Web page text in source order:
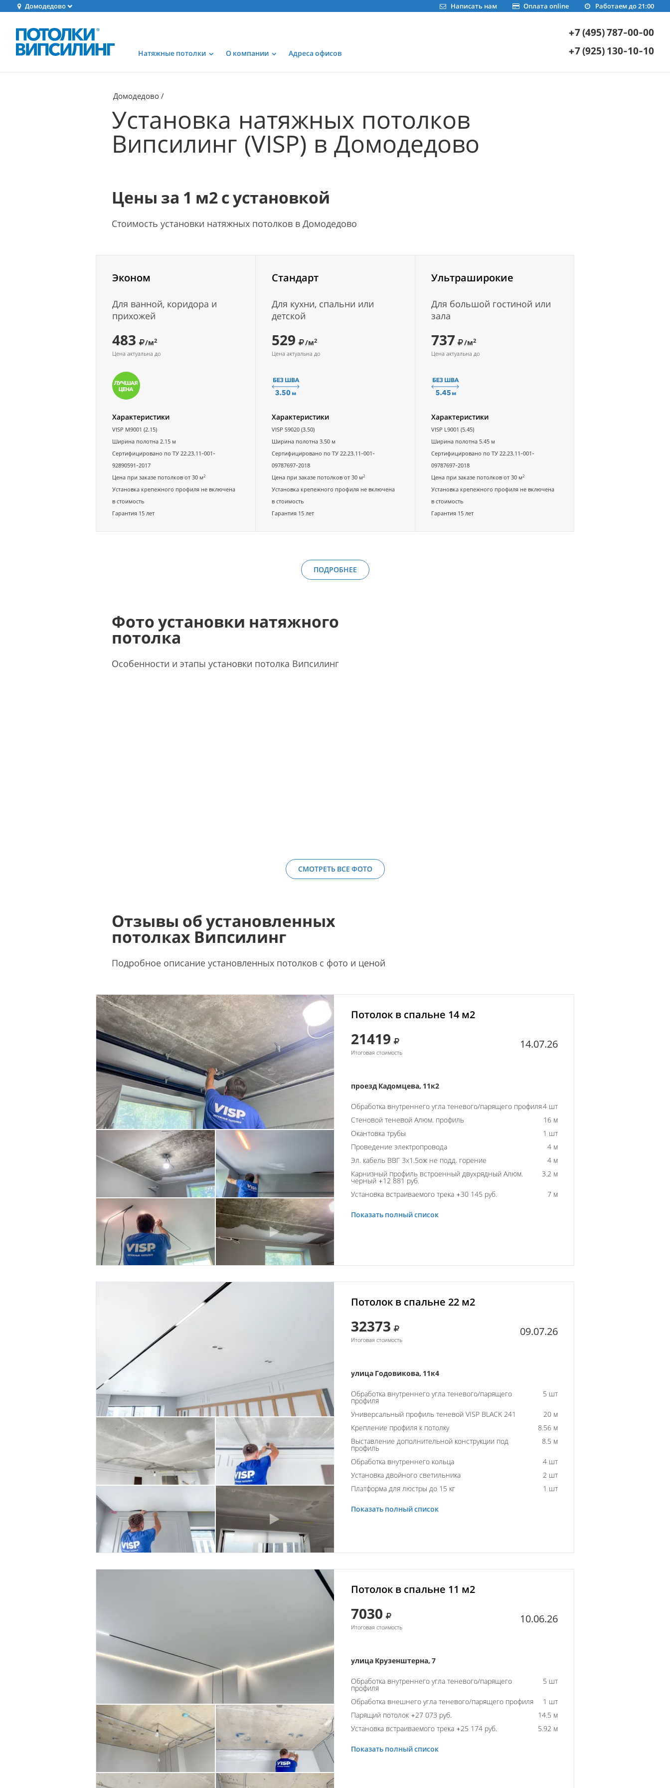
Домодедово Работаем до 21:00
Оплата online
Написать нам
Натяжные потолки О компании Адреса офисов
+7 (495) 787-00-00
+7 (925) 130-10-10
Домодедово
Установка натяжных потолков
Випсилинг (VISP) в Домодедово
Цены за 1 м2 с установкой
Стоимость установки натяжных потолков в Домодедово
Эконом
Для ванной, коридора и
прихожей
483 /м2
Цена актуальна до
Характеристики
VISP M9001 (2.15)
Ширина полотна 2.15 м
Сертифицировано по ТУ 22.23.11-001-
92890591-2017
Цена при заказе потолков от 30 м2
Установка крепежного профиля не включена
в стоимость
Гарантия 15 лет
Стандарт
Для кухни, спальни или
детской
529 /м2
Цена актуальна до
Характеристики
VISP S9020 (3.50)
Ширина полотна 3.50 м
Сертифицировано по ТУ 22.23.11-001-
09787697-2018
Цена при заказе потолков от 30 м2
Установка крепежного профиля не включена
в стоимость
Гарантия 15 лет
Ультраширокие
Для большой гостиной или
зала
737 /м2
Цена актуальна до
Характеристики
VISP L9001 (5.45)
Ширина полотна 5.45 м
Сертифицировано по ТУ 22.23.11-001-
09787697-2018
Цена при заказе потолков от 30 м2
Установка крепежного профиля не включена
в стоимость
Гарантия 15 лет
ПОДРОБНЕЕ
Фото установки натяжного
потолка
Особенности и этапы установки потолка Випсилинг
СМОТРЕТЬ ВСЕ ФОТО
Отзывы об установленных
потолках Випсилинг
Подробное описание установленных потолков с фото и ценой
Потолок в спальне 14 м2
21419
Итоговая стоимость
14.07.26
проезд Кадомцева, 11к2
Обработка внутреннего угла теневого/парящего профиля4 шт
Стеновой теневой Алюм. профиль
16 м
Окантовка трубы
1 шт
Проведение электропровода
4 м
Эл. кабель ВВГ 3х1.5ож не подд. горение
4 м
Карнизный профиль встроенный двухрядный Алюм.
черный +12 881 руб.
3.2 м
Установка встраиваемого трека +30 145 руб. 7 м
Показать полный список
Потолок в спальне 22 м2
32373
Итоговая стоимость
09.07.26
улица Годовикова, 11к4
Обработка внутреннего угла теневого/парящего
профиля
5 шт
Универсальный профиль теневой VISP BLACK 241
20 м
Крепление профиля к потолку
8.56 м
Выставление дополнительной конструкции под
профиль
8.5 м
Обработка внутреннего кольца
4 шт
Установка двойного светильника
2 шт
Платформа для люстры до 15 кг
1 шт
Показать полный список
Потолок в спальне 11 м2
7030
Итоговая стоимость
10.06.26
улица Крузенштерна, 7
Обработка внутреннего угла теневого/парящего
профиля
5 шт
Обработка внешнего угла теневого/парящего профиля
1 шт
Парящий потолок +27 073 руб.
14.5 м
Установка встраиваемого трека +25 174 руб.
5.92 м
Показать полный список